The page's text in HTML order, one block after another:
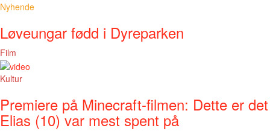
Nyhende
Løveungar fødd i Dyreparken
Film
Kultur
Premiere på Minecraft-filmen: Dette er det
Elias (10) var mest spent på